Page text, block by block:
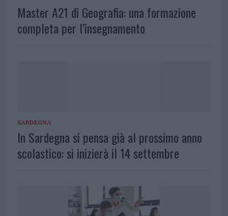
Master A21 di Geografia: una formazione
completa per l’insegnamento
SARDEGNA
In Sardegna si pensa già al prossimo anno
scolastico: si inizierà il 14 settembre